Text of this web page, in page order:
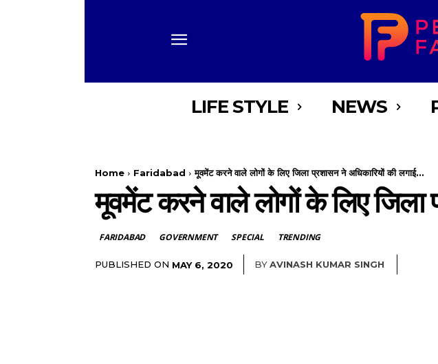
LIFE STYLE NEWS
Home Faridabad मूवमेंट करने वाले लोगों के लिए जिला प्रशासन ने अधिकारियों की लगाई...
मूवमेंट करने वाले लोगों के लिए जिला
FARIDABAD GOVERNMENT SPECIAL TRENDING
PUBLISHED ON MAY 6, 2020 BYAVINASH KUMAR SINGH